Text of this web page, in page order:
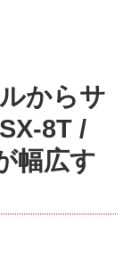
からサ
8T /
幅広す